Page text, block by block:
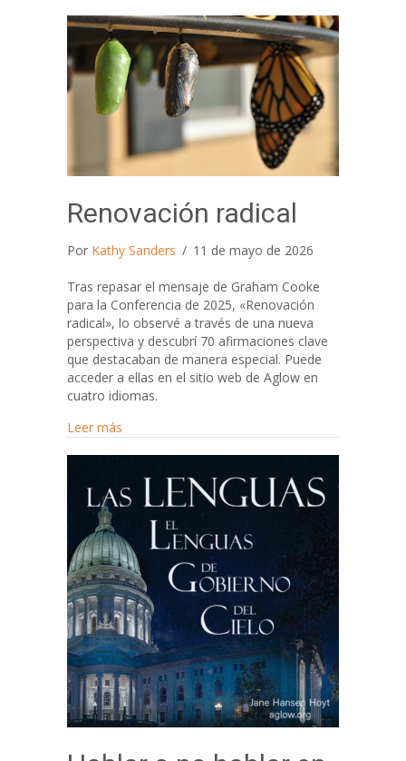
Renovación radical
Por Kathy Sanders / 11 de mayo de 2026
Tras repasar el mensaje de Graham Cooke
para la Conferencia de 2025, «Renovación
radical», lo observé a través de una nueva
perspectiva y descubrí 70 afirmaciones clave
que destacaban de manera especial. Puede
acceder a ellas en el sitio web de Aglow en
cuatro idiomas.
Leer más